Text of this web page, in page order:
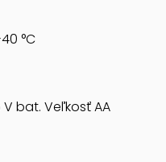
°C
bat. Veľkosť AA